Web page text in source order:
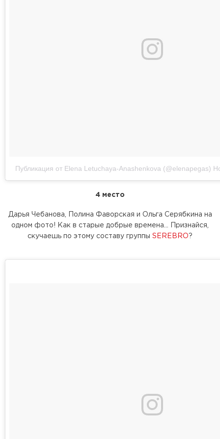
Публикация от Elena Letuchaya-Anashenkova (@elenapegas)
4 место
Дарья Чебанова, Полина Фаворская и Ольга Серябкина на
одном фото! Как в старые добрые времена... Признайся,
скучаешь по этому составу группы SEREBRO?